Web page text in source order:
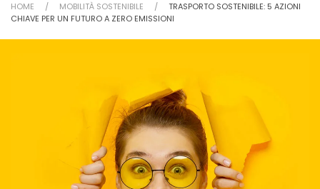
HOME MOBILITÀ SOSTENIBILE
TRASPORTO SOSTENIBILE: 5 AZIONI
CHIAVE PER UN FUTURO A ZERO EMISSIONI